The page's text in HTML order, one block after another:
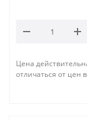
Цена
отличаться от цен